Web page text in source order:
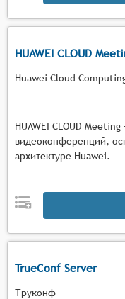
HUAWEI CLOUD
Huawei Cloud
HUAWEI CLOUD
видеоконференций,
архитектуре Huawei.
TrueConf Server
Труконф